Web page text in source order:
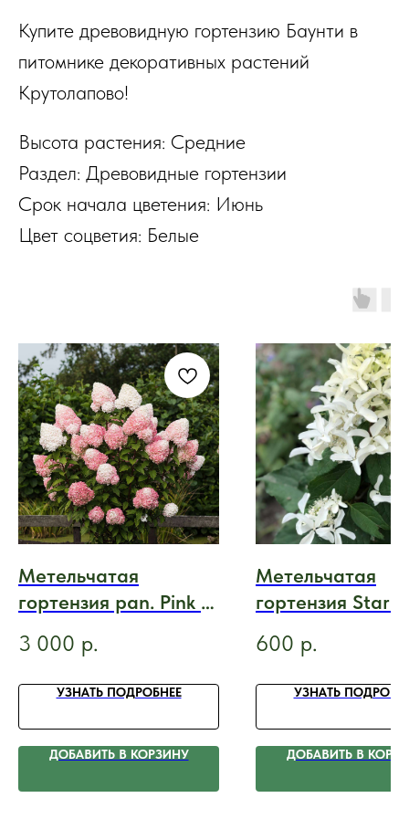
Купите древовидную гортензию Баунти в
питомнике декоративных растений
Крутолапово!
Высота растения: Средние
Раздел: Древовидные гортензии
Срок начала цветения: Июнь
Цвет соцветия: Белые
Метельчатая
гортензия pan. Pink &
3 000 р.
УЗНАТЬ ПОДРОБНЕЕ
ДОБАВИТЬ В КОРЗИНУ
Метельчатая
гортензия Star
600 р.
УЗНАТЬ
ДОБАВИТЬ В